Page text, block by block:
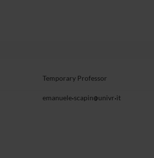
Temporary Professor
emanuele scapin univr it